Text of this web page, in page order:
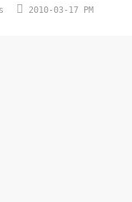
 2010-03-17 PM